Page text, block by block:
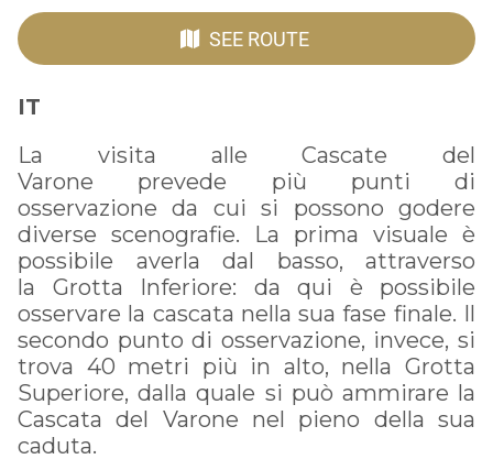
SEE ROUTE
IT
La visita alle Cascate del
Varone prevede più punti di
osservazione da cui si possono godere
diverse scenografie. La prima visuale è
possibile averla dal basso, attraverso
la Grotta Inferiore: da qui è possibile
osservare la cascata nella sua fase finale. Il
secondo punto di osservazione, invece, si
trova 40 metri più in alto, nella Grotta
Superiore, dalla quale si può ammirare la
Cascata del Varone nel pieno della sua
caduta.